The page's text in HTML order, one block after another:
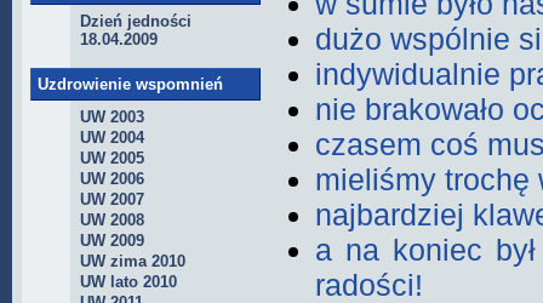
Dzień jedności
18.04.2009
Uzdrowienie wspomnień
UW 2003
UW 2004
UW 2005
UW 2006
UW 2007
UW 2008
UW 2009
UW zima 2010
UW lato 2010
dużo wspólnie
indywidualnie
nie brakowało
czasem coś
mieliśmy trochę
najbardziej
a na koniec
radości!